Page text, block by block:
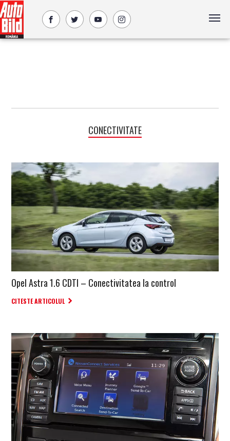
CONECTIVITATE
Opel Astra 1.6 CDTI – Conectivitatea la control
CITESTE ARTICOLUL